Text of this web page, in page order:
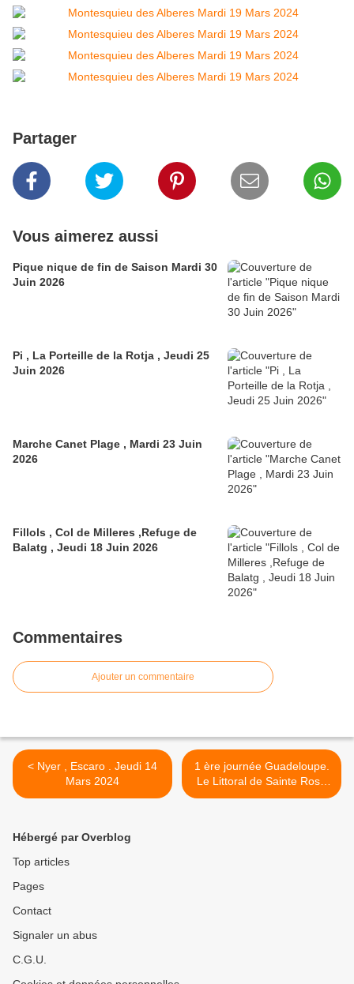
Partager
Vous aimerez aussi
Pique nique de fin de Saison Mardi 30
Juin 2026
Pi , La Porteille de la Rotja , Jeudi 25
Juin 2026
Marche Canet Plage , Mardi 23 Juin
2026
Fillols , Col de Milleres ,Refuge de
Balatg , Jeudi 18 Juin 2026
Commentaires
Ajouter un commentaire
< Nyer , Escaro . Jeudi 14
Mars 2024
1 ère journée Guadeloupe.
Le Littoral de Sainte Rose
mardi 19 Mars 2024 >
Hébergé par Overblog
Top articles
Pages
Contact
Signaler un abus
C.G.U.